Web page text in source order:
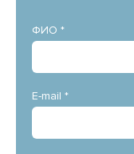
ФИО *
E-mail *